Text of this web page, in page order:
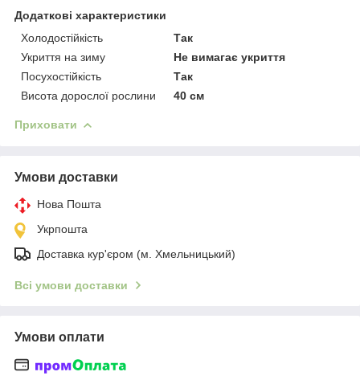
Додаткові характеристики
Холодостійкість
Так
Укриття на зиму
Не вимагає укриття
Посухостійкість
Так
Висота дорослої рослини
40 см
Приховати
Умови доставки
Нова Пошта
Укрпошта
Доставка кур'єром (м. Хмельницький)
Всі умови доставки
Умови оплати